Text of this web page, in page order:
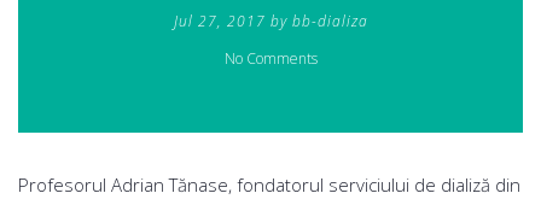
Jul 27, 2017 by bb-dializa
No Comments
Profesorul Adrian Tănase, fondatorul serviciului de dializă din